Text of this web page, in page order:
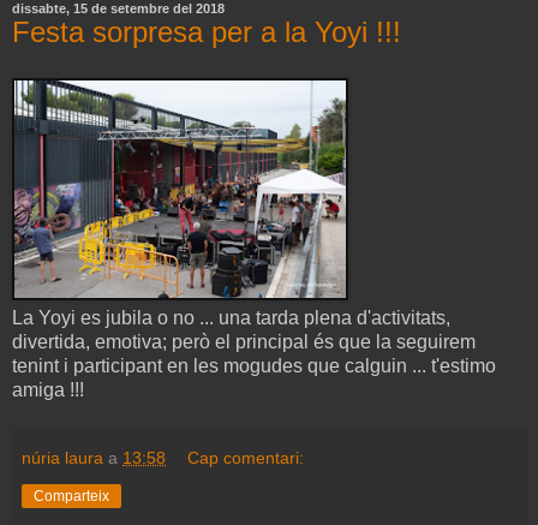
dissabte, 15 de setembre del 2018
Festa sorpresa per a la Yoyi !!!
La Yoyi es jubila o no ... una tarda plena d'activitats,
divertida, emotiva; però el principal és que la seguirem
tenint i participant en les mogudes que calguin ... t'estimo
amiga !!!
núria laura a 13:58 Cap comentari:
Comparteix